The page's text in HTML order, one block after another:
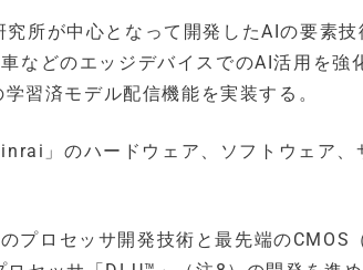
所が中心となって開発したAIの要素技
などのエッジデバイスでのAI活用を強
習済モデル配信機能を実装する。
」のハードウェア、ソフトウェア、
プロセッサ開発技術と最先端のCMOS